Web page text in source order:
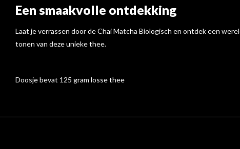
Een smaakvolle ontdekking
Laat je verrassen door de Chai Matcha Biologisch en ontdek een
tonen van deze unieke thee.
Doosje bevat 125 gram losse thee